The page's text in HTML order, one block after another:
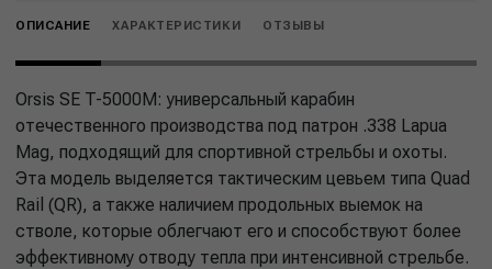
ОПИСАНИЕ ХАРАКТЕРИСТИКИ ОТЗЫВЫ
Orsis SE T-5000M: универсальный карабин
отечественного производства под патрон .338 Lapua
Mag, подходящий для спортивной стрельбы и охоты.
Эта модель выделяется тактическим цевьем типа Quad
Rail (QR), а также наличием продольных выемок на
стволе, которые облегчают его и способствуют более
эффективному отводу тепла при интенсивной стрельбе.